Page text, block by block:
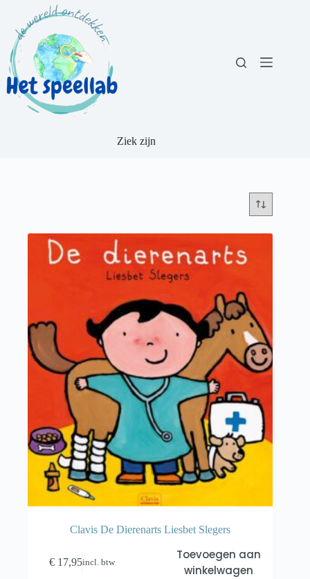
inhoud
Ziek zijn
Clavis De Dierenarts Liesbet Slegers
€ 17,95incl. btw
Toevoegen aan
winkelwagen